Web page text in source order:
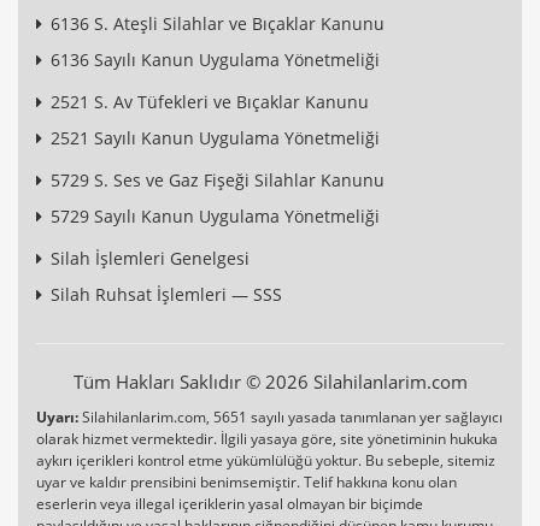
6136 S. Ateşli Silahlar ve Bıçaklar Kanunu
6136 Sayılı Kanun Uygulama Yönetmeliği
2521 S. Av Tüfekleri ve Bıçaklar Kanunu
2521 Sayılı Kanun Uygulama Yönetmeliği
5729 S. Ses ve Gaz Fişeği Silahlar Kanunu
5729 Sayılı Kanun Uygulama Yönetmeliği
Silah İşlemleri Genelgesi
Silah Ruhsat İşlemleri — SSS
Tüm Hakları Saklıdır © 2026 Silahilanlarim.com
Uyarı:Silahilanlarim.com, 5651 sayılı yasada tanımlanan yer sağlayıcı
olarak hizmet vermektedir. İlgili yasaya göre, site yönetiminin hukuka
aykırı içerikleri kontrol etme yükümlülüğü yoktur. Bu sebeple, sitemiz
uyar ve kaldır prensibini benimsemiştir. Telif hakkına konu olan
eserlerin veya illegal içeriklerin yasal olmayan bir biçimde